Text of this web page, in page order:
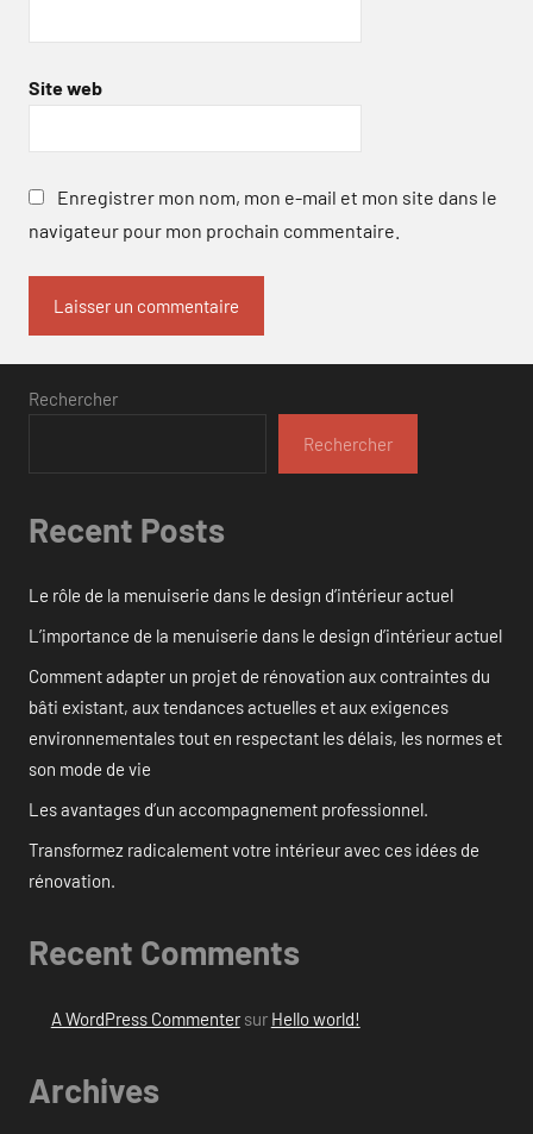
Site web
Enregistrer mon nom, mon e-mail et mon site dans le
navigateur pour mon prochain commentaire.
Rechercher
Rechercher
Recent Posts
Le rôle de la menuiserie dans le design d’intérieur actuel
L’importance de la menuiserie dans le design d’intérieur actuel
Comment adapter un projet de rénovation aux contraintes du
bâti existant, aux tendances actuelles et aux exigences
environnementales tout en respectant les délais, les normes et
son mode de vie
Les avantages d’un accompagnement professionnel.
Transformez radicalement votre intérieur avec ces idées de
rénovation.
Recent Comments
A WordPress Commentersur Hello world!
Archives